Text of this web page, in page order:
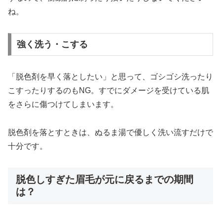
ね。
強く洗う・こする
「脱色剤を早く落としたい」と思って、ゴシゴシ洗ったり
こすったりするのもNG。すでにダメージを受けている肌
をさらに傷つけてしまいます。
脱色剤を落とすときは、ぬるま湯で優しく洗い流すだけで
十分です。
脱色しすぎた眉毛が元に戻るまでの期間
は？